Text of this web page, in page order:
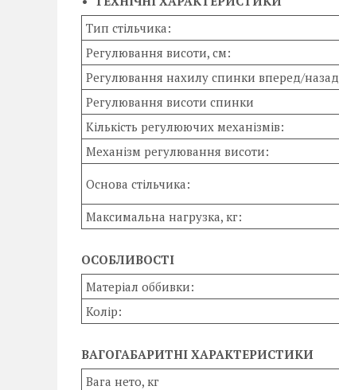
Тип стільчика:
Регулювання висоти, см:
Регулювання нахилу спинки вперед/назад
Регулювання висоти спинки
Кількість регулюючих механізмів:
Механізм регулювання висоти:
Основа стільчика:
Максимальна нагрузка, кг:
ОСОБЛИВОСТІ
Матеріал оббивки:
Колір:
ВАГОГАБАРИТНІ ХАРАКТЕРИСТИКИ
Вага нето, кг